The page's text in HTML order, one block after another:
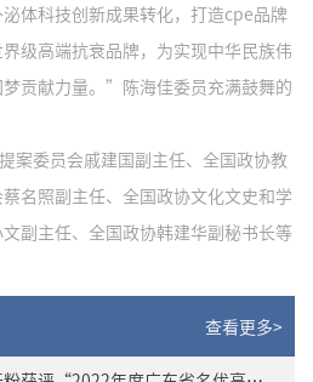
体科技创新成果转化，打造cpe品牌
级高端抗衰品牌，为实现中华民族伟
贡献力量。”陈海佳委员充满鼓舞的
委员会戚建国副主任、全国政协教
名照副主任、全国政协文化文史和学
副主任、全国政协韩建华副秘书长等
查看更多>